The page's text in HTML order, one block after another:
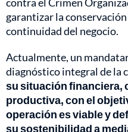
garantizar la
continuidad del negocio.
Actualmente, un
diagnóstico integral de la
su situación financiera,
productiva, con el
operación es viable y
su sostenibilidad a